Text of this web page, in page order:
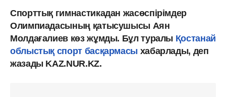
Спорттық гимнастикадан жасөспірімдер
Олимпиадасының қатысушысы Аян
Молдағалиев көз жұмды. Бұл туралы Қостанай
облыстық спорт басқармасы хабарлады, деп
жазады KAZ.NUR.KZ.